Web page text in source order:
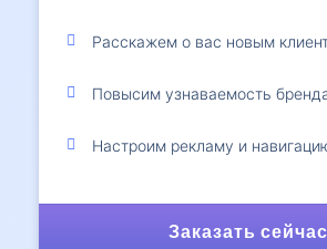
Расскажем о вас новым
Повысим узнаваемость
Настроим рекламу и
Заказать сейчас